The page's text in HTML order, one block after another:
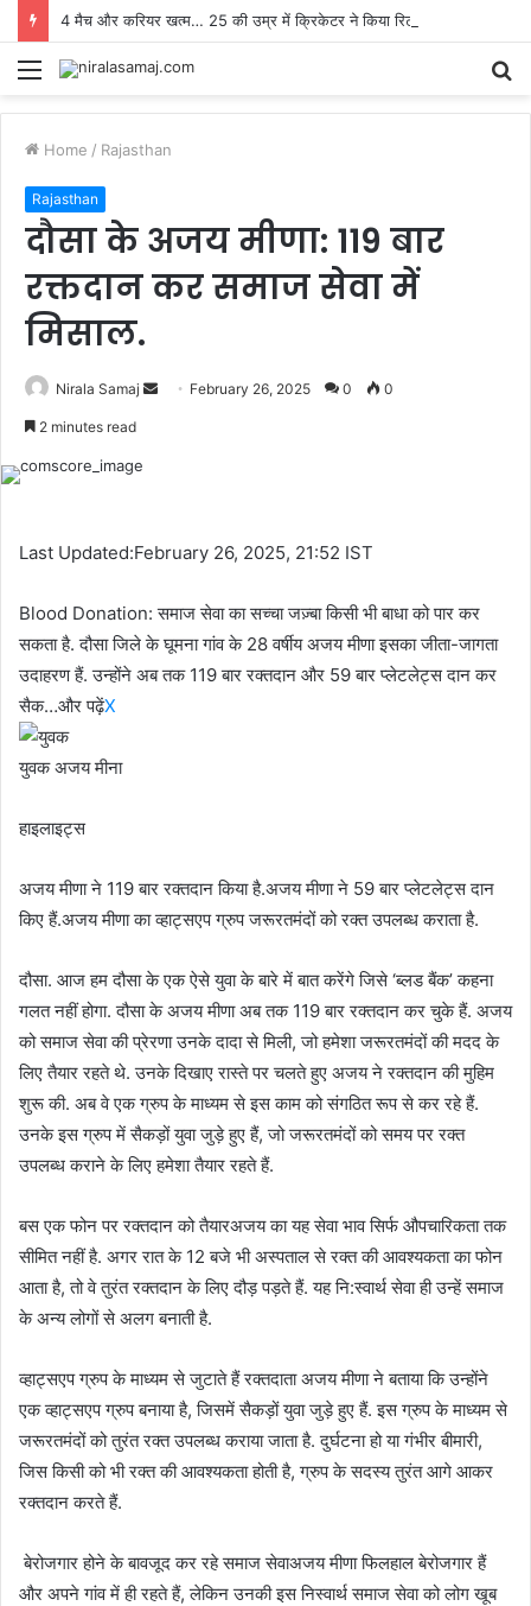
Menu
Home / Rajasthan
Rajasthan
दौसा के अजय मीणा: 119 बार
रक्तदान कर समाज सेवा में
मिसाल.
Nirala Samaj
Send February 26, 2025 0 0
2 minutes read
Last Updated:February 26, 2025, 21:52 IST
Blood Donation: समाज सेवा का सच्चा जज़्बा किसी भी बाधा को पार कर
सकता है. दौसा जिले के घूमना गांव के 28 वर्षीय अजय मीणा इसका जीता-जागता
उदाहरण हैं. उन्होंने अब तक 119 बार रक्तदान और 59 बार प्लेटलेट्स दान कर
सैक…और पढ़ेंX
युवक अजय मीना
हाइलाइट्स
अजय मीणा ने 119 बार रक्तदान किया है.अजय मीणा ने 59 बार प्लेटलेट्स दान
किए हैं.अजय मीणा का व्हाट्सएप ग्रुप जरूरतमंदों को रक्त उपलब्ध कराता है.
दौसा. आज हम दौसा के एक ऐसे युवा के बारे में बात करेंगे जिसे ‘ब्लड बैंक’ कहना
गलत नहीं होगा. दौसा के अजय मीणा अब तक 119 बार रक्तदान कर चुके हैं. अजय
को समाज सेवा की प्रेरणा उनके दादा से मिली, जो हमेशा जरूरतमंदों की मदद के
लिए तैयार रहते थे. उनके दिखाए रास्ते पर चलते हुए अजय ने रक्तदान की मुहिम
शुरू की. अब वे एक ग्रुप के माध्यम से इस काम को संगठित रूप से कर रहे हैं.
उनके इस ग्रुप में सैकड़ों युवा जुड़े हुए हैं, जो जरूरतमंदों को समय पर रक्त
उपलब्ध कराने के लिए हमेशा तैयार रहते हैं.
बस एक फोन पर रक्तदान को तैयारअजय का यह सेवा भाव सिर्फ औपचारिकता तक
सीमित नहीं है. अगर रात के 12 बजे भी अस्पताल से रक्त की आवश्यकता का फोन
आता है, तो वे तुरंत रक्तदान के लिए दौड़ पड़ते हैं. यह नि:स्वार्थ सेवा ही उन्हें समाज
के अन्य लोगों से अलग बनाती है.
व्हाट्सएप ग्रुप के माध्यम से जुटाते हैं रक्तदाता अजय मीणा ने बताया कि उन्होंने
एक व्हाट्सएप ग्रुप बनाया है, जिसमें सैकड़ों युवा जुड़े हुए हैं. इस ग्रुप के माध्यम से
जरूरतमंदों को तुरंत रक्त उपलब्ध कराया जाता है. दुर्घटना हो या गंभीर बीमारी,
जिस किसी को भी रक्त की आवश्यकता होती है, ग्रुप के सदस्य तुरंत आगे आकर
रक्तदान करते हैं.
बेरोजगार होने के बावजूद कर रहे समाज सेवाअजय मीणा फिलहाल बेरोजगार हैं
और अपने गांव में ही रहते हैं, लेकिन उनकी इस निस्वार्थ समाज सेवा को लोग खूब